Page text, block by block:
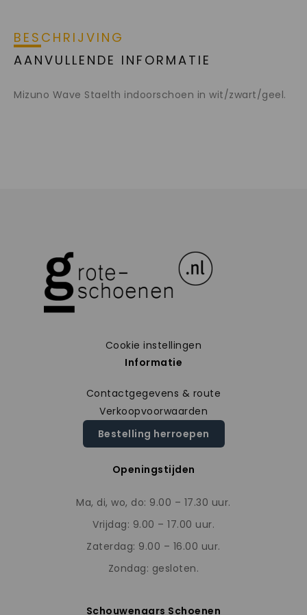
BESCHRIJVING
AANVULLENDE INFORMATIE
Mizuno Wave Staelth indoorschoen in wit/zwart/geel.
Cookie instellingen
Informatie
Contactgegevens & route
Verkoopvoorwaarden
Bestelling herroepen
Openingstijden
Ma, di, wo, do: 9.00 – 17.30 uur.
Vrijdag: 9.00 – 17.00 uur.
Zaterdag: 9.00 – 16.00 uur.
Zondag: gesloten.
Schouwenaars Schoenen